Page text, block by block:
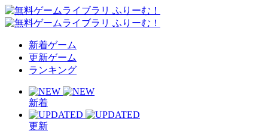
新着ゲーム
更新ゲーム
ランキング
新着
更新